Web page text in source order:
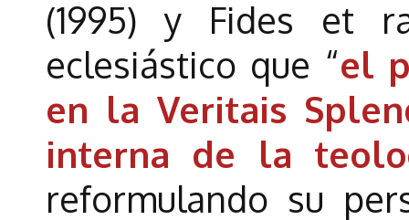
(1995) y Fides et
eclesiástico que “el
en la Veritais
interna de la
reformulando su